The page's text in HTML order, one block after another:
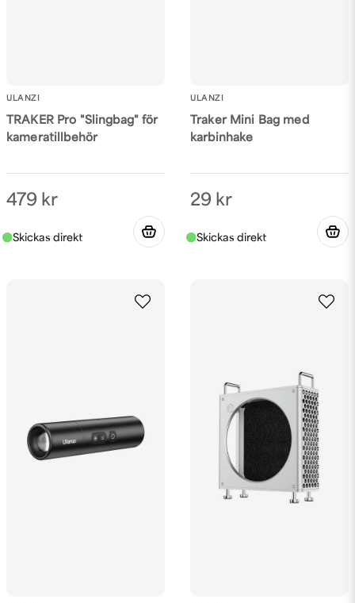
ULANZI
TRAKER Pro "Slingbag" för
kameratillbehör
479 kr
ULANZI
Traker Mini Bag med
karbinhake
29 kr